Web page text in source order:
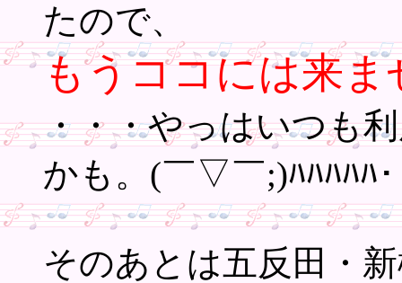
たので、
もうココには来ま
・・・やっはいつも
かも。(￣▽￣;)ﾊﾊﾊﾊﾊ･
そのあとは五反田・